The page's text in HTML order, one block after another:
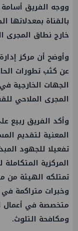
ووجه الفريق أسامة
بالقناة بمعدلاتها
خارج نطاق المجرى
وأوضح أن مركز
عن كثب تطورات
الجهات الخارجية
المجرى الملاحي
وأكد الفريق ربيع
المعنية لتقديم
تفعيلا للجهود
المركزية
تمتلكه الهيئة من
وخبرات متراكمة في
متخصصة في أعمال
ومكافحة التلوث.